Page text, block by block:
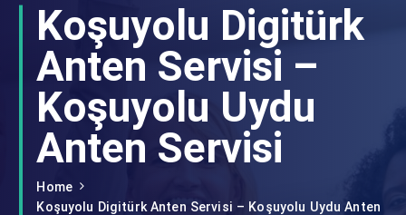
Koşuyolu Digitürk
Anten Servisi –
Koşuyolu Uydu
Anten Servisi
Home
Koşuyolu Digitürk Anten Servisi – Koşuyolu Uydu Anten